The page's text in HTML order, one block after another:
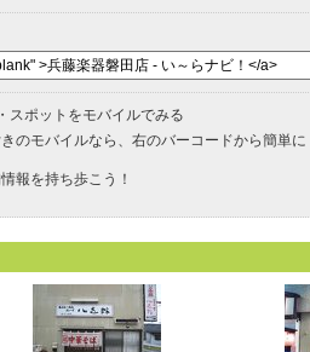
スポットをモバイルでみる
のモバイルなら、右のバーコードから簡単に
報を持ち歩こう！